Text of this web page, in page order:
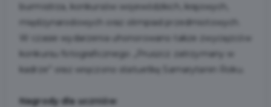
burmistrza, konkursów wojewódzkich, krajowych,
międzynarodowych oraz olimpiad przedmiotowych.
W czasie wydarzenia uhonorowano także zwycięzców
konkursu fotograficznego „Pruszcz zatrzymany w
kadrze” oraz wręczono statuetkę Samarytanin Roku.
Nagrody dla uczniów